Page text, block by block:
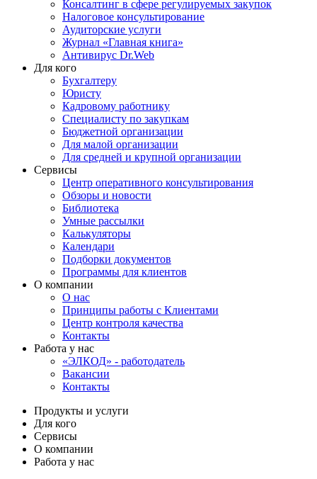
Консалтинг в сфере регулируемых закупок
Налоговое консультирование
Аудиторские услуги
Журнал «Главная книга»
Антивирус Dr.Web
Для кого
Бухгалтеру
Юристу
Кадровому работнику
Специалисту по закупкам
Бюджетной организации
Для малой организации
Для средней и крупной организации
Сервисы
Центр оперативного консультирования
Обзоры и новости
Библиотека
Умные рассылки
Калькуляторы
Календари
Подборки документов
Программы для клиентов
О компании
О нас
Принципы работы с Клиентами
Центр контроля качества
Контакты
Работа у нас
«ЭЛКОД» - работодатель
Вакансии
Контакты
Продукты и услуги
Для кого
Сервисы
О компании
Работа у нас